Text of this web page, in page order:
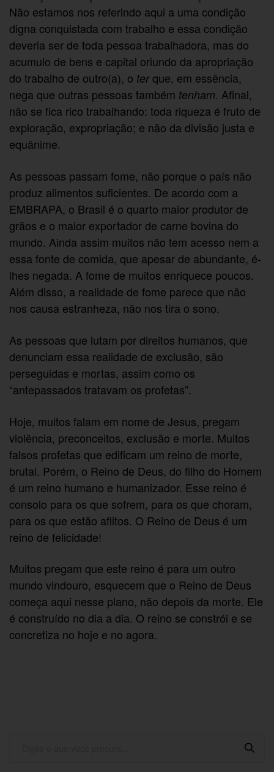
Não estamos nos referindo aqui a uma condição
digna conquistada com trabalho e essa condição
deveria ser de toda pessoa trabalhadora, mas do
acumulo de bens e capital oriundo da apropriação
do trabalho de outro(a), o terque, em essência,
nega que outras pessoas também tenham. Afinal,
não se fica rico trabalhando: toda riqueza é fruto de
exploração, expropriação; e não da divisão justa e
equânime.
As pessoas passam fome, não porque o país não
produz alimentos suficientes. De acordo com a
EMBRAPA, o Brasil é o quarto maior produtor de
grãos e o maior exportador de carne bovina do
mundo. Ainda assim muitos não tem acesso nem a
essa fonte de comida, que apesar de abundante, é-
lhes negada. A fome de muitos enriquece poucos.
Além disso, a realidade de fome parece que não
nos causa estranheza, não nos tira o sono.
As pessoas que lutam por direitos humanos, que
denunciam essa realidade de exclusão, são
perseguidas e mortas, assim como os
“antepassados tratavam os profetas”.
Hoje, muitos falam em nome de Jesus, pregam
violência, preconceitos, exclusão e morte. Muitos
falsos profetas que edificam um reino de morte,
brutal. Porém, o Reino de Deus, do filho do Homem
é um reino humano e humanizador. Esse reino é
consolo para os que sofrem, para os que choram,
para os que estão aflitos. O Reino de Deus é um
reino de felicidade!
Muitos pregam que este reino é para um outro
mundo vindouro, esquecem que o Reino de Deus
começa aqui nesse plano, não depois da morte. Ele
é construído no dia a dia. O reino se constrói e se
concretiza no hoje e no agora.